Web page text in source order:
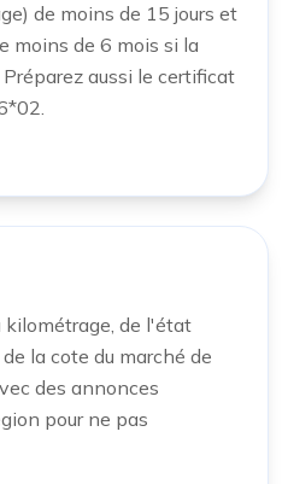
de moins de 15 jours et
moins de 6 mois si la
aussi le certificat
kilométrage, de l'état
la cote du marché de
des annonces
pour ne pas